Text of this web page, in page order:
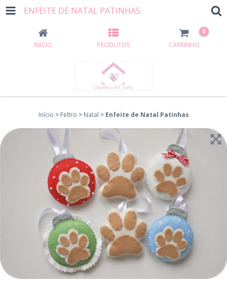
ENFEITE DE NATAL PATINHAS
INÍCIO PRODUTOS CARRINHO
0
Início > Feltro > Natal > Enfeite de Natal Patinhas